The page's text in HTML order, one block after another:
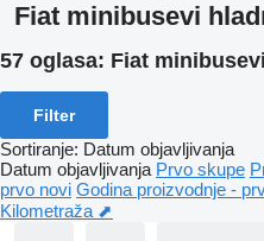
Fiat minibusevi
57 oglasa: Fiat
Filter
Sortiranje: Datum objavljivanja
Datum objavljivanja Prvo skupe
prvo novi Godina proizvodnje -
Kilometraža ⬈